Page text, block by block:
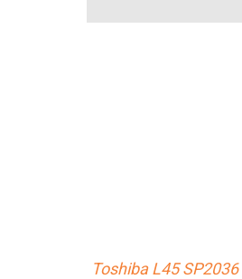
Toshiba L45 SP2036